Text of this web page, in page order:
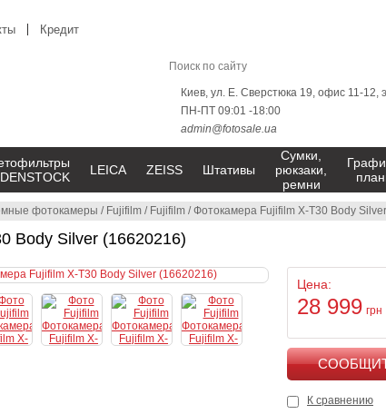
фотокамеры / Fujifilm / Fujifilm /Фотокамера Fujifilm X-T30 Body
Body Silver (16620216)
Цена:
28 999 грн
К сравнению
Кредит
Киев, ул. Е. Сверстюка 19, офис 11-12,
ПН-ПТ 09:01 -18:00
admin@fotosale.ua
LEICA ZEISS Штативы
Сумки,
рюкзаки,
ремни